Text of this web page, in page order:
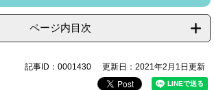
ページ内目次
記事ID：0001430 更新日：2021年2月1日更新